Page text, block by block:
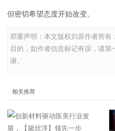
但密切希望态度开始改变。
郑重声明：本文版权归原作者所有
目的，如作者信息标记有误，请
谢。
相关推荐